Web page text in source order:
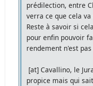
prédilection, entre
verra ce que cela va
Reste à savoir si
pour enfin pouvoir
rendement n'est
[at] Cavallino, le
propice mais qui